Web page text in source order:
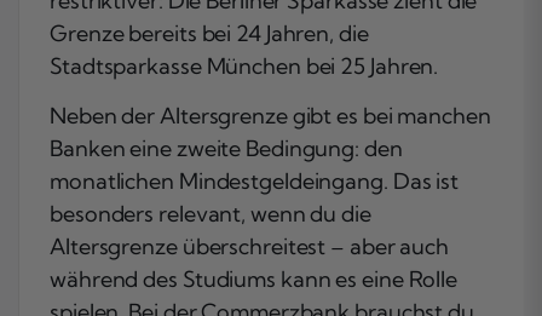
Grenze bereits bei 24 Jahren, die
Stadtsparkasse München bei 25 Jahren.
Neben der Altersgrenze gibt es bei manchen
Banken eine zweite Bedingung: den
monatlichen Mindestgeldeingang. Das ist
besonders relevant, wenn du die
Altersgrenze überschreitest – aber auch
während des Studiums kann es eine Rolle